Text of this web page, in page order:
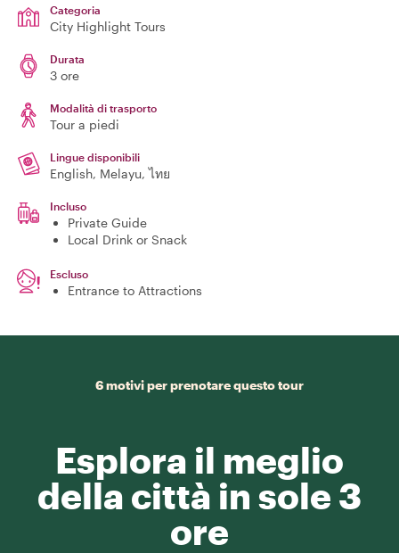
Categoria
City Highlight Tours
Durata
3 ore
Modalità di trasporto
Tour a piedi
Lingue disponibili
English, Melayu, ไทย
Incluso
Private Guide
Local Drink or Snack
Escluso
Entrance to Attractions
6 motivi per prenotare questo tour
Esplora il meglio
della città in sole 3
ore